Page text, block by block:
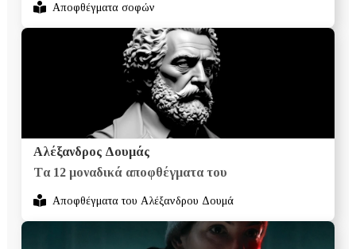
Αποφθέγματα σοφών
Αλέξανδρος Δουμάς
Tα 12 μοναδικά αποφθέγματα του
Αποφθέγματα του Αλέξανδρου Δουμά